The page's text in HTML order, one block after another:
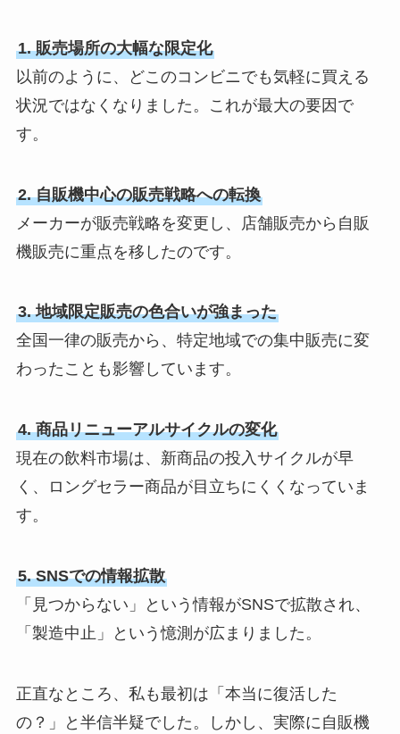
1. 販売場所の大幅な限定化
以前のように、どこのコンビニでも気軽に買える
状況ではなくなりました。これが最大の要因で
す。
2. 自販機中心の販売戦略への転換
メーカーが販売戦略を変更し、店舗販売から自販
機販売に重点を移したのです。
3. 地域限定販売の色合いが強まった
全国一律の販売から、特定地域での集中販売に変
わったことも影響しています。
4. 商品リニューアルサイクルの変化
現在の飲料市場は、新商品の投入サイクルが早
く、ロングセラー商品が目立ちにくくなっていま
す。
5. SNSでの情報拡散
「見つからない」という情報がSNSで拡散され、
「製造中止」という憶測が広まりました。
正直なところ、私も最初は「本当に復活した
の？」と半信半疑でした。しかし、実際に自販機